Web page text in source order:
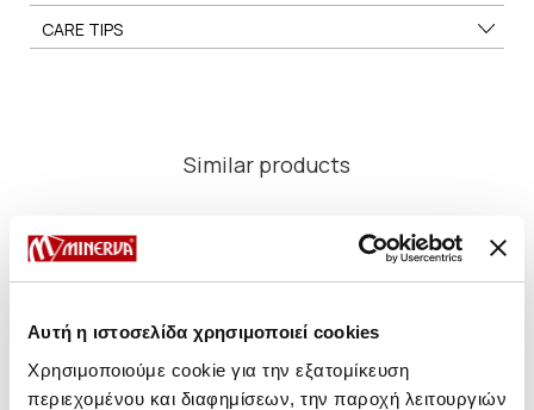
Αυτή η ιστοσελίδα χρησιμοποιεί cookies
Χρησιμοποιούμε cookie για την εξατομίκευση
περιεχομένου και διαφημίσεων, την παροχή λειτουργιών
CARE TIPS
Similar products
NEW